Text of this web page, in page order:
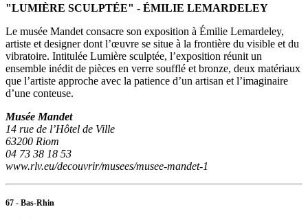
"LUMIÈRE SCULPTÉE" - ÉMILIE LEMARDELEY
Le musée Mandet consacre son exposition à Émilie Lemardeley,
artiste et designer dont l’œuvre se situe à la frontière du visible et du
vibratoire. Intitulée Lumière sculptée, l’exposition réunit un
ensemble inédit de pièces en verre soufflé et bronze, deux matériaux
que l’artiste approche avec la patience d’un artisan et l’imaginaire
d’une conteuse.
Musée Mandet
14 rue de l’Hôtel de Ville
63200 Riom
04 73 38 18 53
www.rlv.eu/decouvrir/musees/musee-mandet-1
67 - Bas-Rhin